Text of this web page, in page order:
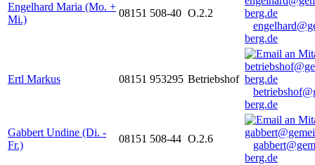
Engelhard Maria (Mo. +
Mi.)
08151 508-40 O.2.2
berg.de
Ertl Markus 08151 953295 Betriebshof
berg.de
Gabbert Undine (Di. -
Fr.)
08151 508-44 O.2.6
berg.de